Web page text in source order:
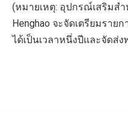
(หมายเหตุ: อุปกรณ์เสริมส
Henghao จะจัดเตรียมรา
ได้เป็นเวลาหนึ่งปีและจัดส่